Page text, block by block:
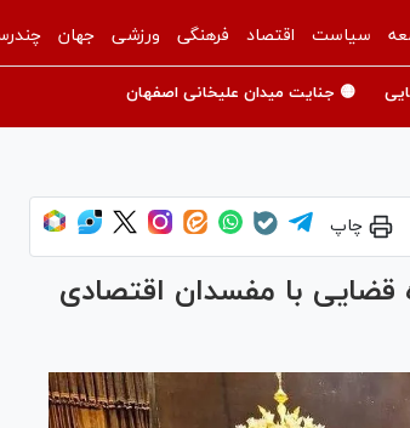
سیاست اقتصاد فرهنگی ورزشی جهان
🟡 جنایت میدان علیخانی اصفهان
چاپ
با مفسدان اقتصادی